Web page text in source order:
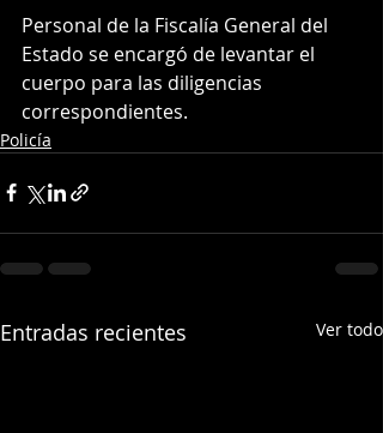
Personal de la Fiscalía General del
Estado se encargó de levantar el
cuerpo para las diligencias
correspondientes.
Policía
Entradas recientes Ver todo